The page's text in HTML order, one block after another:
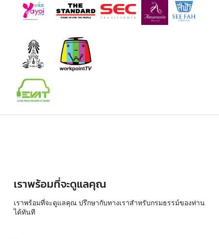
เราพร้อมที่จะดูแลคุณ
เราพร้อมที่จะดูแลคุณ ปรึกษากับทางเราสำหรับกรมธรรม์ของท่าน
ได้ทันที